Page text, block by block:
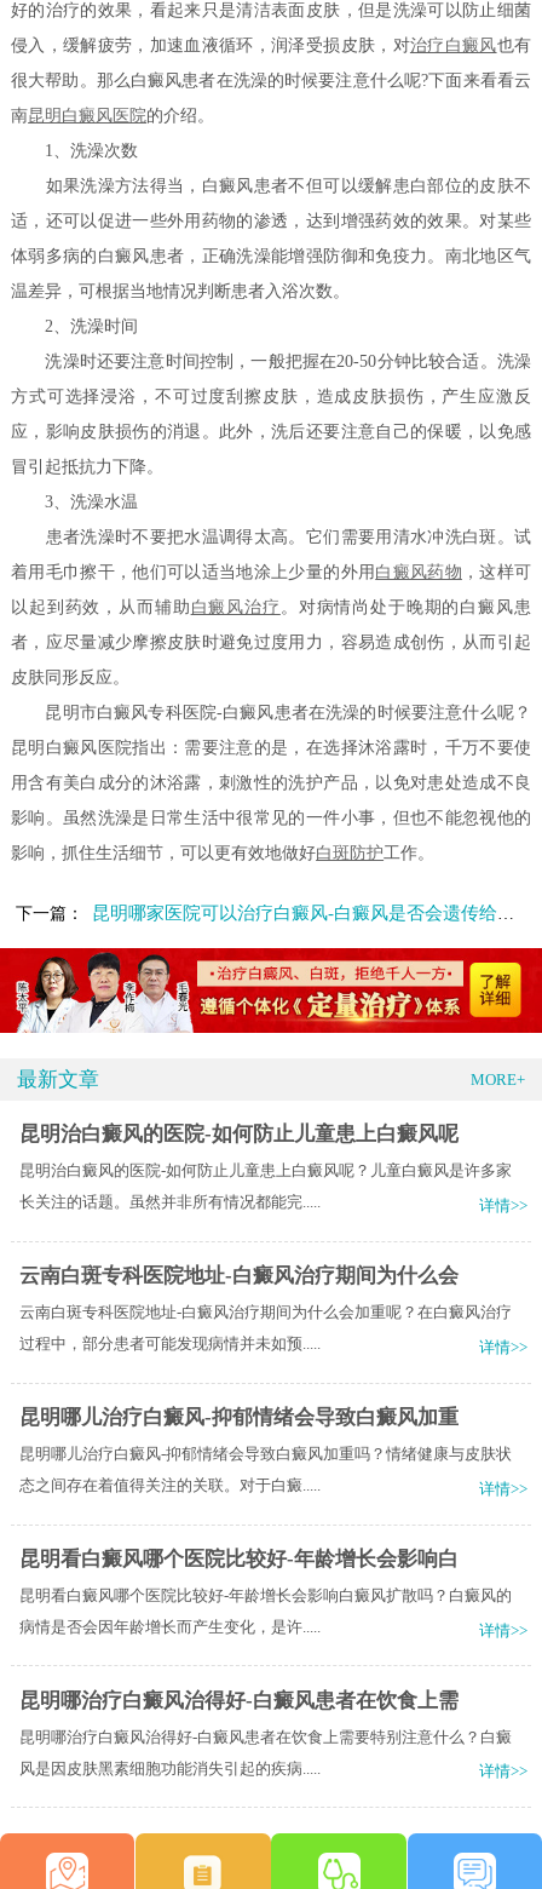
好的治疗的效果，看起来只是清洁表面皮肤，但是洗澡可以防止细菌
侵入，缓解疲劳，加速血液循环，润泽受损皮肤，对治疗白癜风也有
很大帮助。那么白癜风患者在洗澡的时候要注意什么呢?下面来看看云
南昆明白癜风医院的介绍。
1、洗澡次数
如果洗澡方法得当，白癜风患者不但可以缓解患白部位的皮肤不
适，还可以促进一些外用药物的渗透，达到增强药效的效果。对某些
体弱多病的白癜风患者，正确洗澡能增强防御和免疫力。南北地区气
温差异，可根据当地情况判断患者入浴次数。
2、洗澡时间
洗澡时还要注意时间控制，一般把握在20-50分钟比较合适。洗澡
方式可选择浸浴，不可过度刮擦皮肤，造成皮肤损伤，产生应激反
应，影响皮肤损伤的消退。此外，洗后还要注意自己的保暖，以免感
冒引起抵抗力下降。
3、洗澡水温
患者洗澡时不要把水温调得太高。它们需要用清水冲洗白斑。试
着用毛巾擦干，他们可以适当地涂上少量的外用 白癜风药物 ，这样可
以起到药效，从而辅助 白癜风治疗 。对病情尚处于晚期的白癜风患
者，应尽量减少摩擦皮肤时避免过度用力，容易造成创伤，从而引起
皮肤同形反应。
昆明市白癜风专科医院-白癜风患者在洗澡的时候要注意什么呢？
昆明白癜风医院指出：需要注意的是，在选择沐浴露时，千万不要使
用含有美白成分的沐浴露，刺激性的洗护产品，以免对患处造成不良
影响。虽然洗澡是日常生活中很常见的一件小事，但也不能忽视他的
影响，抓住生活细节，可以更有效地做好白斑防护工作。
下一篇： 昆明哪家医院可以治疗白癜风-白癜风是否会遗传给下一代
最新文章 MORE+
昆明治白癜风的医院-如何防止儿童患上白癜风呢
昆明治白癜风的医院-如何防止儿童患上白癜风呢？儿童白癜风是许多家
长关注的话题。虽然并非所有情况都能完.....
详情>>
云南白斑专科医院地址-白癜风治疗期间为什么会
云南白斑专科医院地址-白癜风治疗期间为什么会加重呢？在白癜风治疗
过程中，部分患者可能发现病情并未如预.....
详情>>
昆明哪儿治疗白癜风-抑郁情绪会导致白癜风加重
昆明哪儿治疗白癜风-抑郁情绪会导致白癜风加重吗？情绪健康与皮肤状
态之间存在着值得关注的关联。对于白癜.....
详情>>
昆明看白癜风哪个医院比较好-年龄增长会影响白
昆明看白癜风哪个医院比较好-年龄增长会影响白癜风扩散吗？白癜风的
病情是否会因年龄增长而产生变化，是许.....
详情>>
昆明哪治疗白癜风治得好-白癜风患者在饮食上需
昆明哪治疗白癜风治得好-白癜风患者在饮食上需要特别注意什么？白癜
风是因皮肤黑素细胞功能消失引起的疾病.....
详情>>